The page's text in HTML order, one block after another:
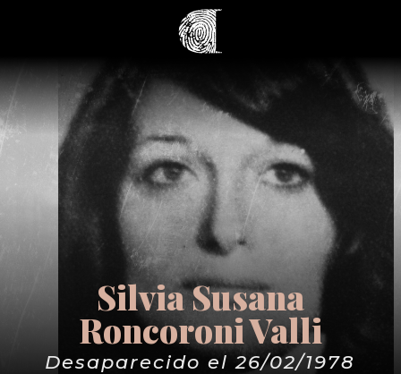
Silvia Susana
Roncoroni Valli
Desaparecido el 26/02/1978